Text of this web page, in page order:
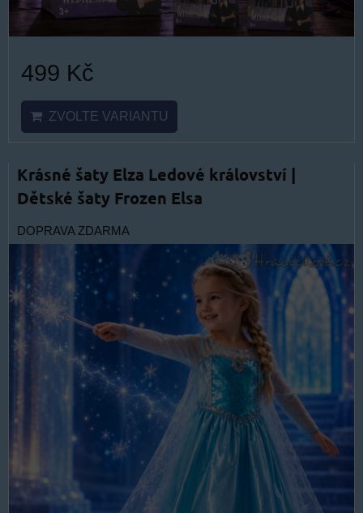
499 Kč
ZVOLTE VARIANTU
Krásné šaty Elza Ledové království |
Dětské šaty Frozen Elsa
DOPRAVA ZDARMA